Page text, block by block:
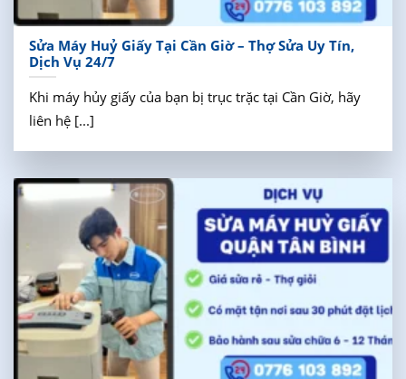
Sửa Máy Huỷ Giấy Tại Cần Giờ – Thợ Sửa Uy Tín,
Dịch Vụ 24/7
Khi máy hủy giấy của bạn bị trục trặc tại Cần Giờ, hãy
liên hệ [...]